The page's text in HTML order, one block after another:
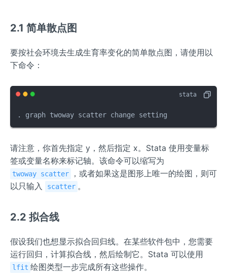
2.1 简单散点图
要按社会环境去生成生育率变化的简单散点图，请使用以
下命令：
. graph twoway scatter change setting
请注意，你首先指定 y，然后指定 x。Stata 使用变量标
签或变量名称来标记轴。该命令可以缩写为
twoway scatter
，或者如果这是图形上唯一的绘图，则可
以只输入
scatter 。
2.2 拟合线
假设我们也想显示拟合回归线。在某些软件包中，您需要
运行回归，计算拟合线，然后绘制它。Stata 可以使用
lfit 绘图类型一步完成所有这些操作。